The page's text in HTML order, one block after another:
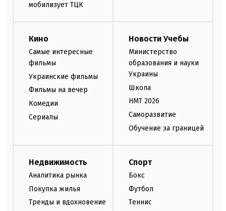
мобилизует ТЦК
Кино
Самые интересные
фильмы
Украинские фильмы
Фильмы на вечер
Комедии
Сериалы
Новости Учебы
Министерство
образования и науки
Украины
Школа
НМТ 2026
Саморазвитие
Обучение за границей
Недвижимость
Аналитика рынка
Покупка жилья
Тренды и вдохновение
Спорт
Бокс
Футбол
Теннис